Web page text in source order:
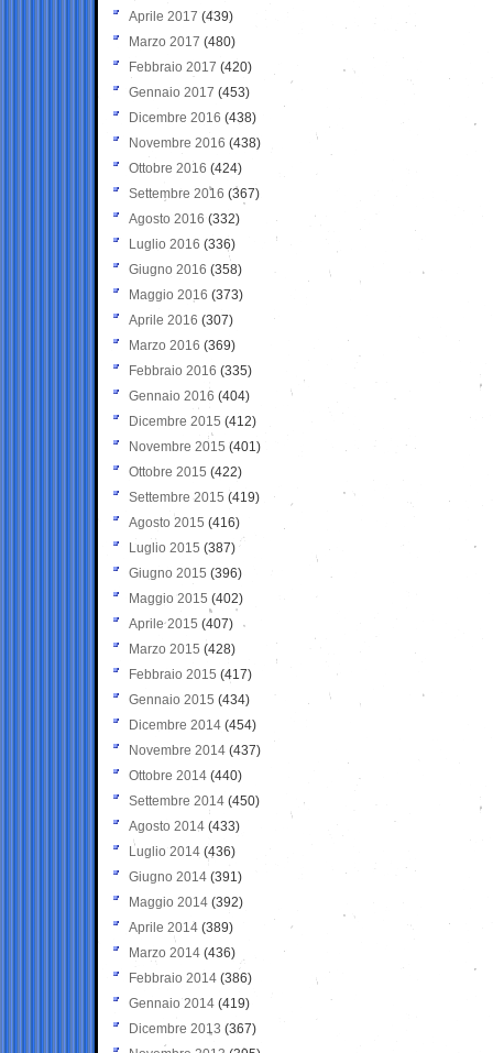
Aprile 2017 (439)
Marzo 2017 (480)
Febbraio 2017 (420)
Gennaio 2017 (453)
Dicembre 2016 (438)
Novembre 2016 (438)
Ottobre 2016 (424)
Settembre 2016 (367)
Agosto 2016 (332)
Luglio 2016 (336)
Giugno 2016 (358)
Maggio 2016 (373)
Aprile 2016 (307)
Marzo 2016 (369)
Febbraio 2016 (335)
Gennaio 2016 (404)
Dicembre 2015 (412)
Novembre 2015 (401)
Ottobre 2015 (422)
Settembre 2015 (419)
Agosto 2015 (416)
Luglio 2015 (387)
Giugno 2015 (396)
Maggio 2015 (402)
Aprile 2015 (407)
Marzo 2015 (428)
Febbraio 2015 (417)
Gennaio 2015 (434)
Dicembre 2014 (454)
Novembre 2014 (437)
Ottobre 2014 (440)
Settembre 2014 (450)
Agosto 2014 (433)
Luglio 2014 (436)
Giugno 2014 (391)
Maggio 2014 (392)
Aprile 2014 (389)
Marzo 2014 (436)
Febbraio 2014 (386)
Gennaio 2014 (419)
Dicembre 2013 (367)